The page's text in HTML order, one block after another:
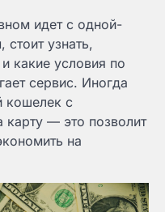
идет с одной-
узнать,
какие условия по
сервис. Иногда
кошелек с
— это позволит
на